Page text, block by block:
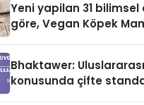
Yeni yapilan 31 bilimsel
göre, Vegan Köpek
Bhaktawer:
konusunda çifte